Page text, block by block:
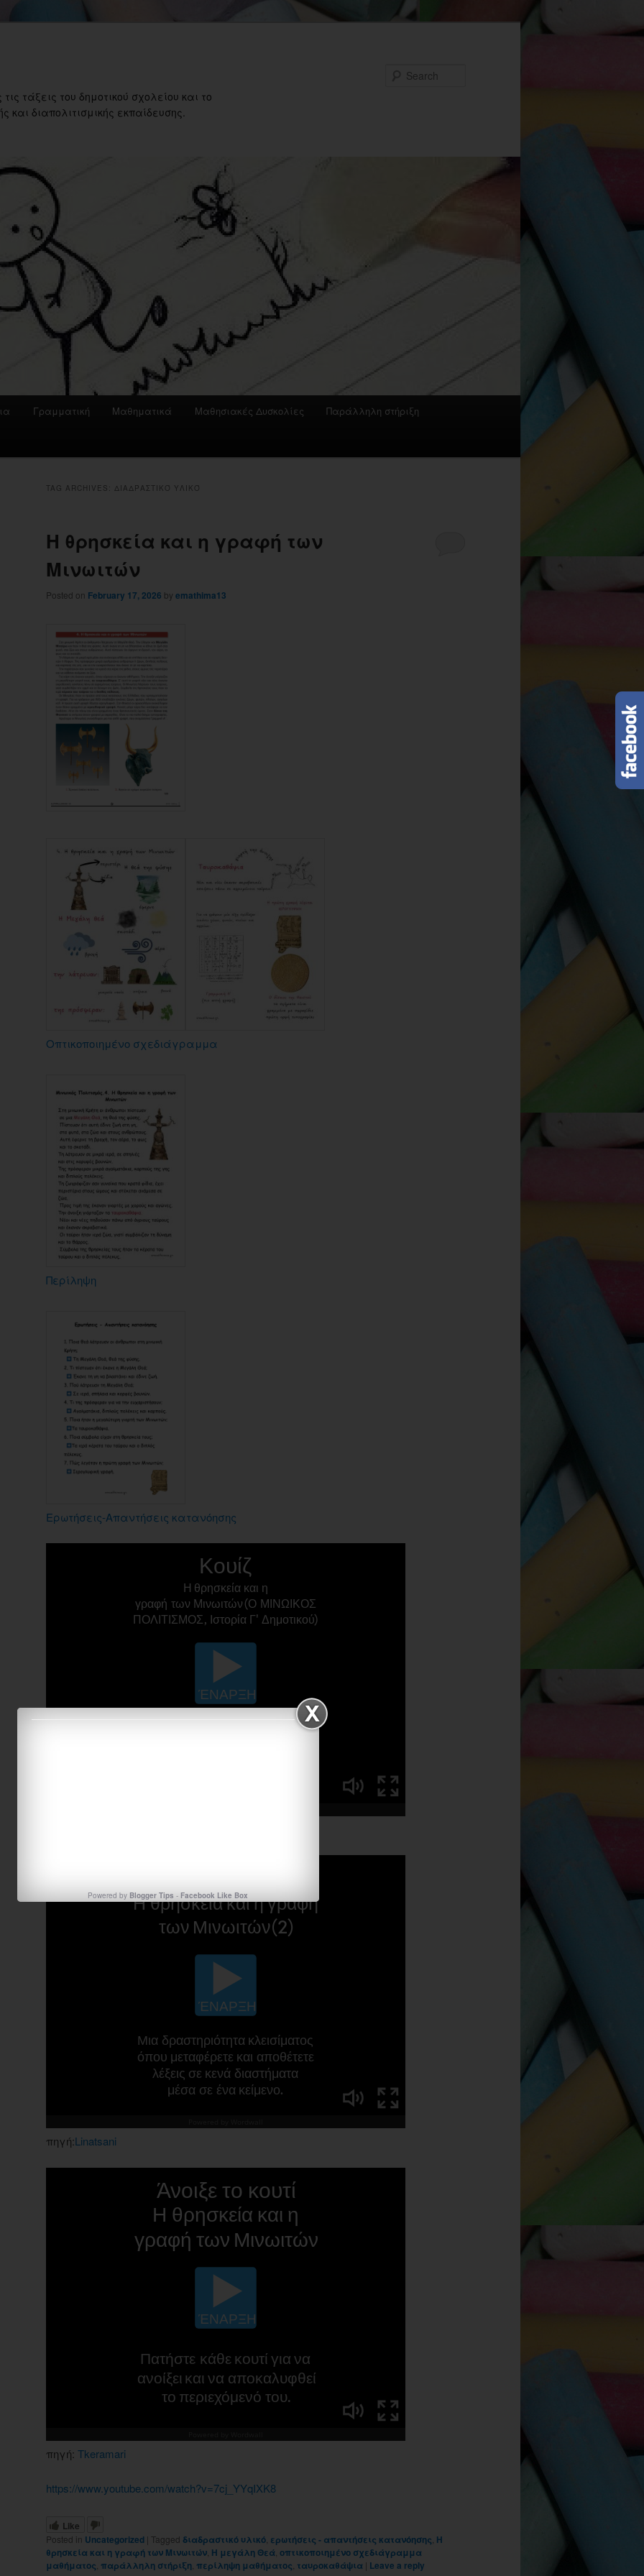
τάξεις του δημοτικού σχολείου και το
διαπολιτισμικής εκπαίδευσης.
Γραμματική Μαθηματικά Μαθησιακές Δυσκολίες Παράλληλη στήριξη
TAG ARCHIVES: ΔΙΑΔΡΑΣΤΙΚΌ ΥΛΙΚΌ
Η θρησκεία και η γραφή των
Μινωιτών
Posted on February 17, 2026 by emathima13
Οπτικοποιημένο σχεδιάγραμμα
Περίληψη
Ερωτήσεις-Απαντήσεις κατανόησης
πηγή:Linatsani
πηγή: Tkeramari
https://www.youtube.com/watch?v=7cj_YYqIXK8
Like
Posted in Uncategorized | Tagged διαδραστικό υλικό ερωτήσεις - απαντήσεις κατανόησης Η
θρησκεία και η γραφή των Μινωιτών Η μεγάλη Θεά οπτικοποιημένο σχεδιάγραμμα
μαθήματος παράλληλη στήριξη περίληψη μαθήματος ταυροκαθάψια | Leave a reply
Powered byBlogger Tips -Facebook Like Box